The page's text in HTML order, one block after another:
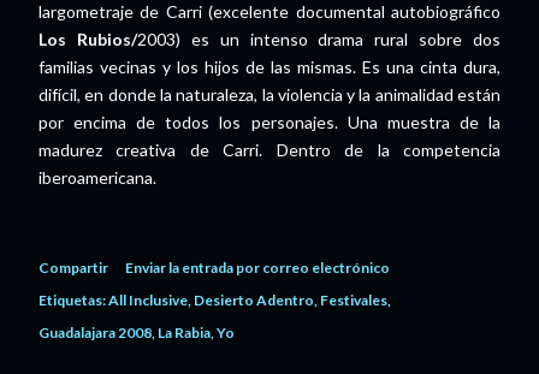
largometraje de Carri (excelente documental autobiográfico
Los Rubios/2003) es un intenso drama rural sobre dos
familias vecinas y los hijos de las mismas. Es una cinta dura,
difícil, en donde la naturaleza, la violencia y la animalidad están
por encima de todos los personajes. Una muestra de la
madurez creativa de Carri. Dentro de la competencia
iberoamericana.
Compartir
Enviar la entrada por correo electrónico
Etiquetas:All Inclusive Desierto Adentro Festivales
Guadalajara 2008 La Rabia Yo